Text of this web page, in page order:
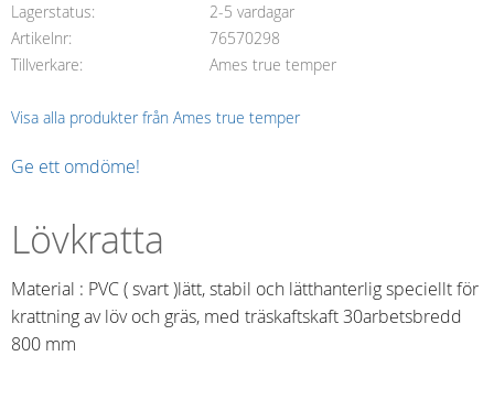
Lagerstatus
2-5 vardagar
Artikelnr
76570298
Tillverkare
Ames true temper
Visa alla produkter från Ames true temper
Ge ett omdöme!
Lövkratta
Material : PVC ( svart )lätt, stabil och lätthanterlig speciellt för
krattning av löv och gräs, med träskaftskaft 30arbetsbredd
800 mm